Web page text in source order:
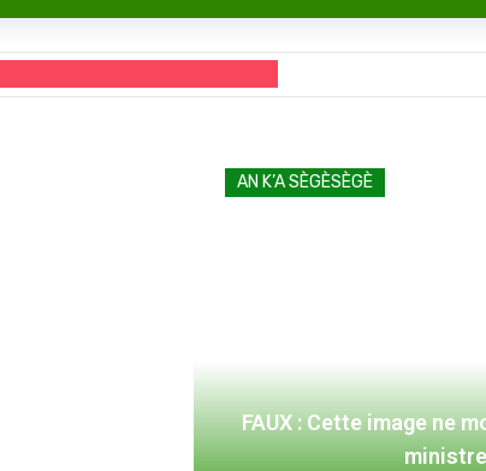
AN K’A SÈGÈSÈGÈ
FAUX : Cette image ne